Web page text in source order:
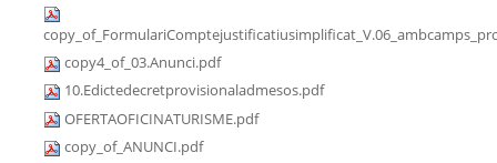
copy4_of_03.Anunci.pdf
10.Edictedecretprovisionaladmesos.pdf
OFERTAOFICINATURISME.pdf
copy_of_ANUNCI.pdf